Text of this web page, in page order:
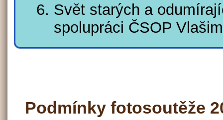
Svět starých a
spolupráci ČSOP
Podmínky fotosoutěže